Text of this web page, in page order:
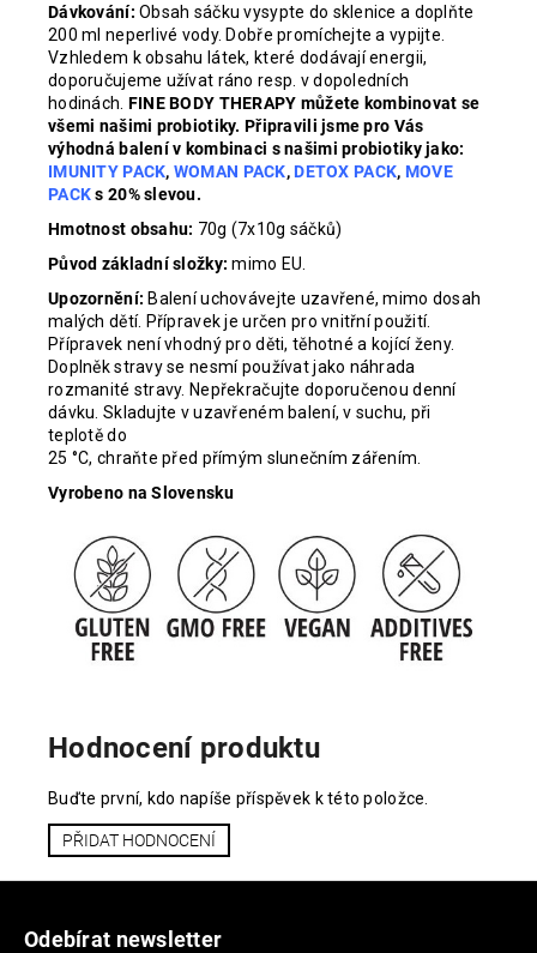
Dávkování: Obsah sáčku vysypte do sklenice a doplňte
200 ml neperlivé vody. Dobře promíchejte a vypijte.
Vzhledem k obsahu látek, které dodávají energii,
doporučujeme užívat ráno resp. v dopoledních
hodinách. FINE BODY THERAPY můžete kombinovat se
všemi našimi probiotiky. Připravili jsme pro Vás
výhodná balení v kombinaci s našimi probiotiky jako:
IMUNITY PACK, WOMAN PACK, DETOX PACK, MOVE
PACKs 20% slevou.
Hmotnost obsahu: 70g (7x10g sáčků)
Původ základní složky: mimo EU.
Upozornění: Balení uchovávejte uzavřené, mimo dosah
malých dětí. Přípravek je určen pro vnitřní použití.
Přípravek není vhodný pro děti, těhotné a kojící ženy.
Doplněk stravy se nesmí používat jako náhrada
rozmanité stravy. Nepřekračujte doporučenou denní
dávku. Skladujte v uzavřeném balení, v suchu, při
teplotě do
25 °C, chraňte před přímým slunečním zářením.
Vyrobeno na Slovensku
Hodnocení produktu
Buďte první, kdo napíše příspěvek k této položce.
PŘIDAT HODNOCENÍ
Odebírat newsletter